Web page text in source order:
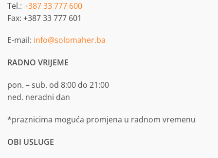
Tel.: +387 33 777 600
Fax: +387 33 777 601
E-mail: info@solomaher.ba
RADNO VRIJEME
pon. – sub. od 8:00 do 21:00
ned. neradni dan
*praznicima moguća promjena u radnom vremenu
OBI USLUGE